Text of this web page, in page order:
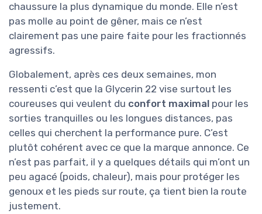
chaussure la plus dynamique du monde. Elle n’est
pas molle au point de gêner, mais ce n’est
clairement pas une paire faite pour les fractionnés
agressifs.
Globalement, après ces deux semaines, mon
ressenti c’est que la Glycerin 22 vise surtout les
coureuses qui veulent du confort maximal pour les
sorties tranquilles ou les longues distances, pas
celles qui cherchent la performance pure. C’est
plutôt cohérent avec ce que la marque annonce. Ce
n’est pas parfait, il y a quelques détails qui m’ont un
peu agacé (poids, chaleur), mais pour protéger les
genoux et les pieds sur route, ça tient bien la route
justement.